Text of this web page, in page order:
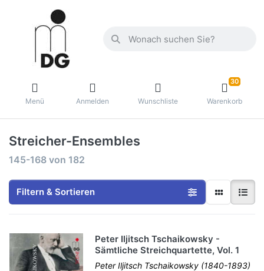
Menü Anmelden Wunschliste
30
Warenkorb
Streicher-Ensembles
145-168 von 182
Filtern & Sortieren
Peter Iljitsch Tschaikowsky -
Sämtliche Streichquartette, Vol. 1
Peter Iljitsch Tschaikowsky (1840-1893)